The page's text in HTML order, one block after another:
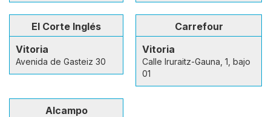
El Corte Inglés
Vitoria
Avenida de Gasteiz 30
Carrefour
Vitoria
Calle Iruraitz-Gauna, 1, bajo
01
Alcampo